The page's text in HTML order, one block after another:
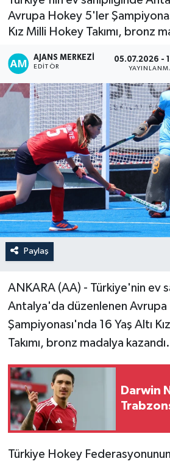
Avrupa Hokey 5'ler
Kız Milli Hokey Takımı, bronz
AJANS MERKEZI
EDITÖR
05.07.2026 -
Paylaş
ANKARA (AA) - Türkiye'nin ev
Antalya'da düzenlenen
Şampiyonası'nda 16 Yaş Altı
Takımı, bronz madalya kazandı.
Darwin
Türkiye Hokey Federasyonunun